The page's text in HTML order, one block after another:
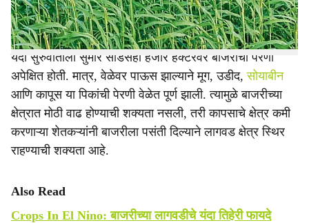
होण्याचा अंदाज आहे.
यंदा सुरुवातीला सुमारे साडेसहा हजार हेक्टरवर बाजरीची पेरणी
अपेक्षित होती. मात्र, वेळेवर पाऊस झाल्याने मूग, उडीद,सोयाबीन
आणि कापूस या पिकांची पेरणी वेळेत पूर्ण झाली. त्यामुळे बाजरीच्या
क्षेत्रात मोठी वाढ होण्याची शक्यता नसली, तरी कापसाचे क्षेत्र कमी
करणाऱ्या शेतकऱ्यांनी बाजरीला पसंती दिल्याने लागवड क्षेत्र स्थिर
राहण्याची शक्यता आहे.
Also Read
Crops In El Nino: बाजरीच्या लागवडीचे यंदा तिहेरी फायदे